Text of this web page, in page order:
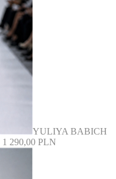
YULIYA BABICH
1 290,00 PLN